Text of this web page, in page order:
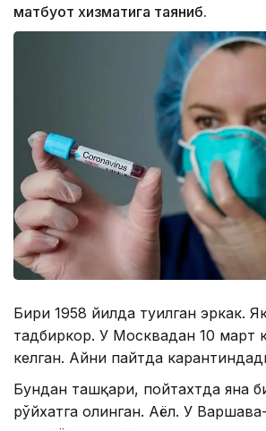
матбуот хизматига таяниб.
Бири 1958 йилда туғилган эркак.
тадбиркор. У Москвадан 10 март
келган. Айни пайтда
Бундан ташқари, пойтахтда яна
рўйхатга олинган. Аёл. У